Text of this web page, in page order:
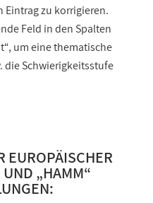
zu korrigieren.
Feld in den Spalten
um eine thematische
die Schwierigkeitsstufe
V
UND „HAMM“